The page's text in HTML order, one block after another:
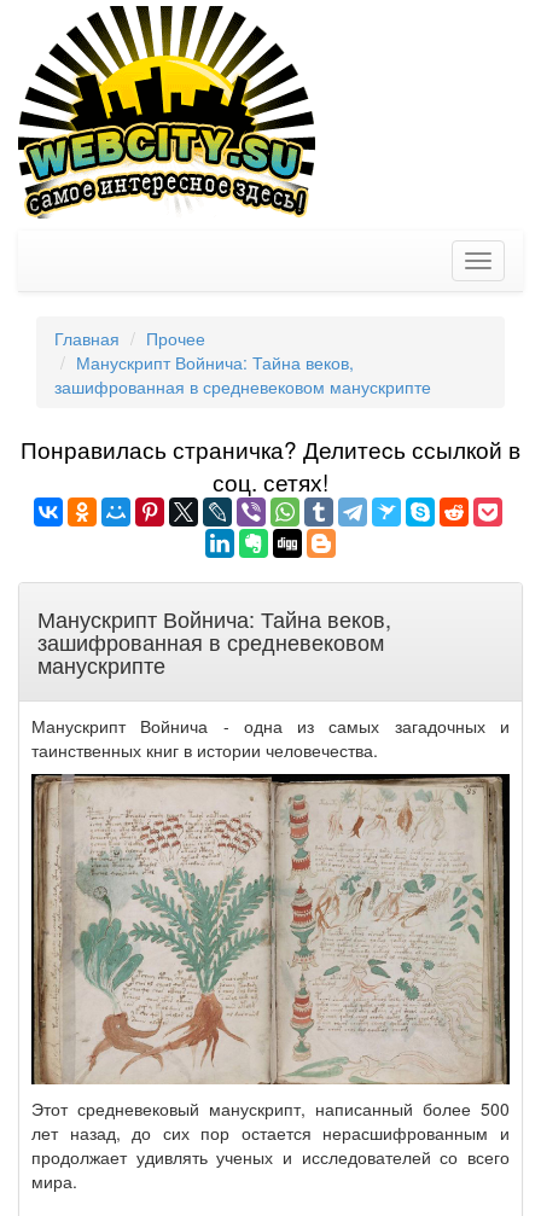
Toggle
Главная
Прочее
Манускрипт Войнича: Тайна веков,
зашифрованная в средневековом манускрипте
Понравилась страничка? Делитеcь ссылкой в
соц. сетях!
Манускрипт Войнича: Тайна веков,
зашифрованная в средневековом
манускрипте
Манускрипт Войнича - одна из самых загадочных и
таинственных книг в истории человечества.
Этот средневековый манускрипт, написанный более 500
лет назад, до сих пор остается нерасшифрованным и
продолжает удивлять ученых и исследователей со всего
мира.